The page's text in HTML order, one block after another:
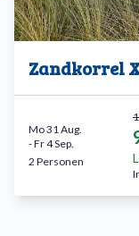
Zandkorrel
Mo 31 Aug.
-Fr 4 Sep.
2 Personen